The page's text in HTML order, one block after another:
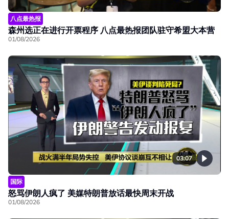
八点最热报
森州选正在进行开票程序 八点最热报团队驻守希盟大本营
01/08/2026
03:07
国际
怒骂伊朗人疯了 美媒特朗普放话最快周末开战
01/08/2026